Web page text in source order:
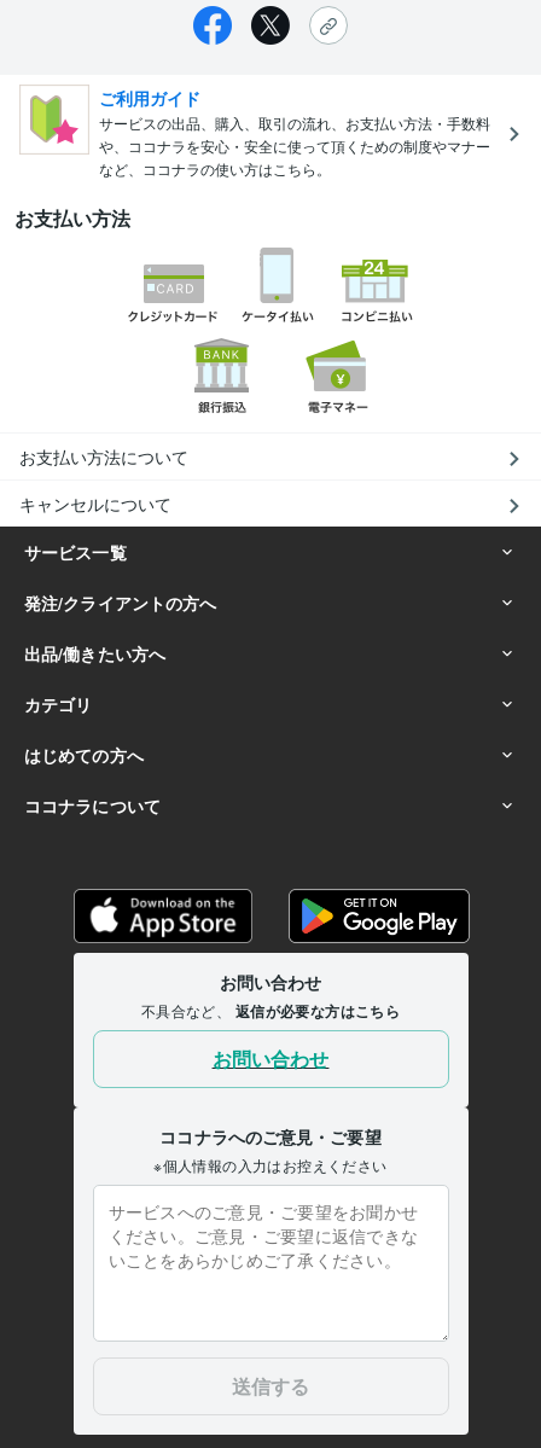
ご利用ガイド
サービスの出品、購入、取引の流れ、お支払い方法・手数料
や、ココナラを安心・安全に使って頂くための制度やマナー
など、ココナラの使い方はこちら。
お支払い方法
お支払い方法について
キャンセルについて